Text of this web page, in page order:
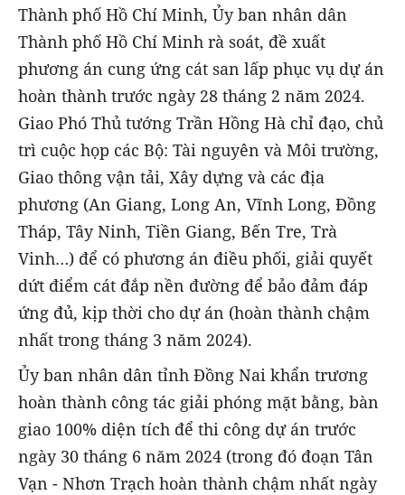
Thành phố Hồ Chí Minh, Ủy ban nhân dân
Thành phố Hồ Chí Minh rà soát, đề xuất
phương án cung ứng cát san lấp phục vụ dự án
hoàn thành trước ngày 28 tháng 2 năm 2024.
Giao Phó Thủ tướng Trần Hồng Hà chỉ đạo, chủ
trì cuộc họp các Bộ: Tài nguyên và Môi trường,
Giao thông vận tải, Xây dựng và các địa
phương (An Giang, Long An, Vĩnh Long, Đồng
Tháp, Tây Ninh, Tiền Giang, Bến Tre, Trà
Vinh…) để có phương án điều phối, giải quyết
dứt điểm cát đắp nền đường để bảo đảm đáp
ứng đủ, kịp thời cho dự án (hoàn thành chậm
nhất trong tháng 3 năm 2024).
Ủy ban nhân dân tỉnh Đồng Nai khẩn trương
hoàn thành công tác giải phóng mặt bằng, bàn
giao 100% diện tích để thi công dự án trước
ngày 30 tháng 6 năm 2024 (trong đó đoạn Tân
Vạn - Nhơn Trạch hoàn thành chậm nhất ngày